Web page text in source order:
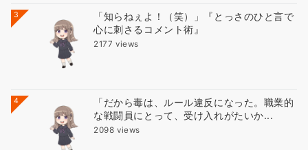
3
「知らねぇよ！（笑）」『とっさのひと言で
心に刺さるコメント術』
2177 views
4
「だから毒は、ルール違反になった。職業的
な戦闘員にとって、受け入れがたいか...
2098 views